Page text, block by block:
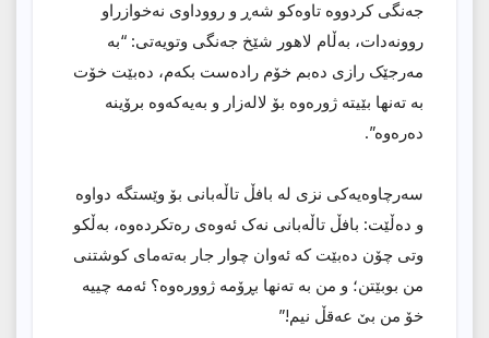
جەنگی کردووە تاوەکو شەڕ و رووداوی نەخوازراو
روونەدات، بەڵام لاهور شێخ جەنگی وتویەتی: “بە
مەرجێک رازی دەبم خۆم رادەست بکەم، دەبێت خۆت
بە تەنها بێیتە ژورەوە بۆ لالەزار و بەیەکەوە برۆینە
دەرەوە”.
سەرچاوەیەکی نزی لە بافڵ تاڵەبانی بۆ وێستگە دواوە
و دەڵێت: بافڵ تاڵەبانی نەک ئەوەی رەتکردەوە، بەڵکو
وتی چۆن دەبێت کە ئەوان چوار جار بەتەمای کوشتنی
من بوبێتن؛ و من بە تەنها بڕۆمە ژوورەوە؟ ئەمە چییە
خۆ من بێ عەقڵ نیم!”